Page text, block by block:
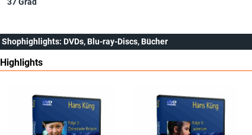
Shophighlights: DVDs, Blu-ray-Discs, Bücher
Highlights